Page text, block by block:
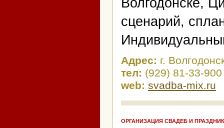
Волгодонске,
сценарий,
Адрес: г.
тел: (929) 81-33-900
web: svadba-mix.ru
ОРГАНИЗАЦИЯ СВАДЕБ И